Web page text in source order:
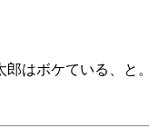
はボケている、と。